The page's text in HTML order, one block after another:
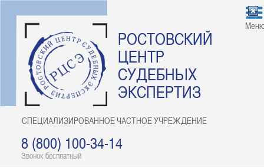
РОСТОВСКИЙ
ЦЕНТР
СУДЕБНЫХ
ЭКСПЕРТИЗ
СПЕЦИАЛИЗИРОВАННОЕ ЧАСТНОЕ УЧРЕЖДЕНИЕ
8 (800) 100-34-14
Звонок бесплатный